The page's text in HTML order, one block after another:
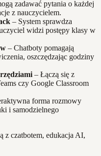
zadawać pytania o każdej
z nauczycielem.
– System sprawdza
widzi postępy klasy w
– Chatboty pomagają
oszczędzając godziny
– Łączą się z
czy Google Classroom
forma rozmowy
i samodzielnego